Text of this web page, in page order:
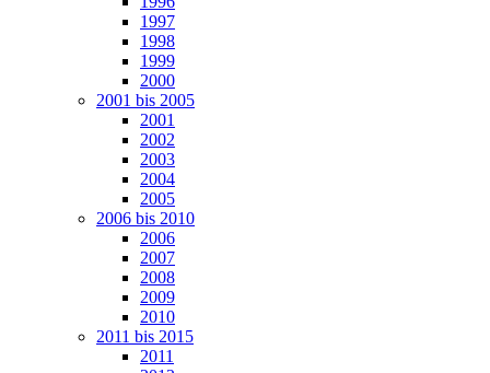
1997
1998
1999
2000
2001 bis 2005
2001
2002
2003
2004
2005
2006 bis 2010
2006
2007
2008
2009
2010
2011 bis 2015
2011